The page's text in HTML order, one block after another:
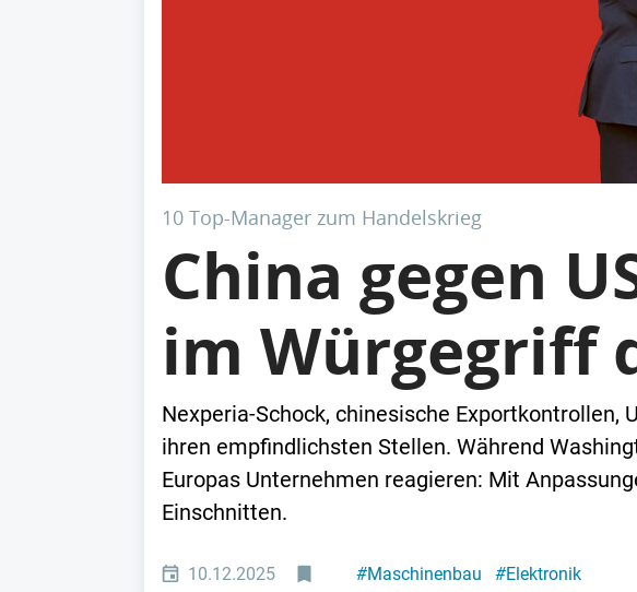
10 Top-Manager zum Handelskrieg
China gegen
im Würgegriff
Nexperia-Schock, chinesische
ihren empfindlichsten Stellen. Während
Europas Unternehmen reagieren: Mit
Einschnitten.
10.12.2025 #Maschinenbau #Elektronik